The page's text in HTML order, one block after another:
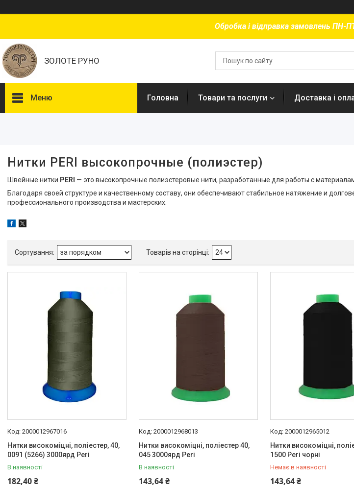
Обробка і відправка замовлень ПН-
ЗОЛОТЕ РУНО
Меню
Виробник
Peri
Товари та послуги
Головна Товари та послуги Доставка і
Нитки PERI высокопрочные (полиэстер)
Швейные нитки PERI — это высокопрочные полиэстеровые нити, разработанные для работы с
Благодаря своей структуре и качественному составу, они обеспечивают стабильное натяжение и
профессионального производства и мастерских.
2000012967016
Нитки високоміцні, поліестер, 40,
0091 (5266) 3000ярд Peri
В наявності
182,40 ₴
2000012968013
Нитки високоміцні, поліестер 40,
045 3000ярд Peri
В наявності
143,64 ₴
2000012965012
Нитки високоміцні,
1500 Peri чорні
Немає в наявності
143,64 ₴
+380 (67) 962-10-68